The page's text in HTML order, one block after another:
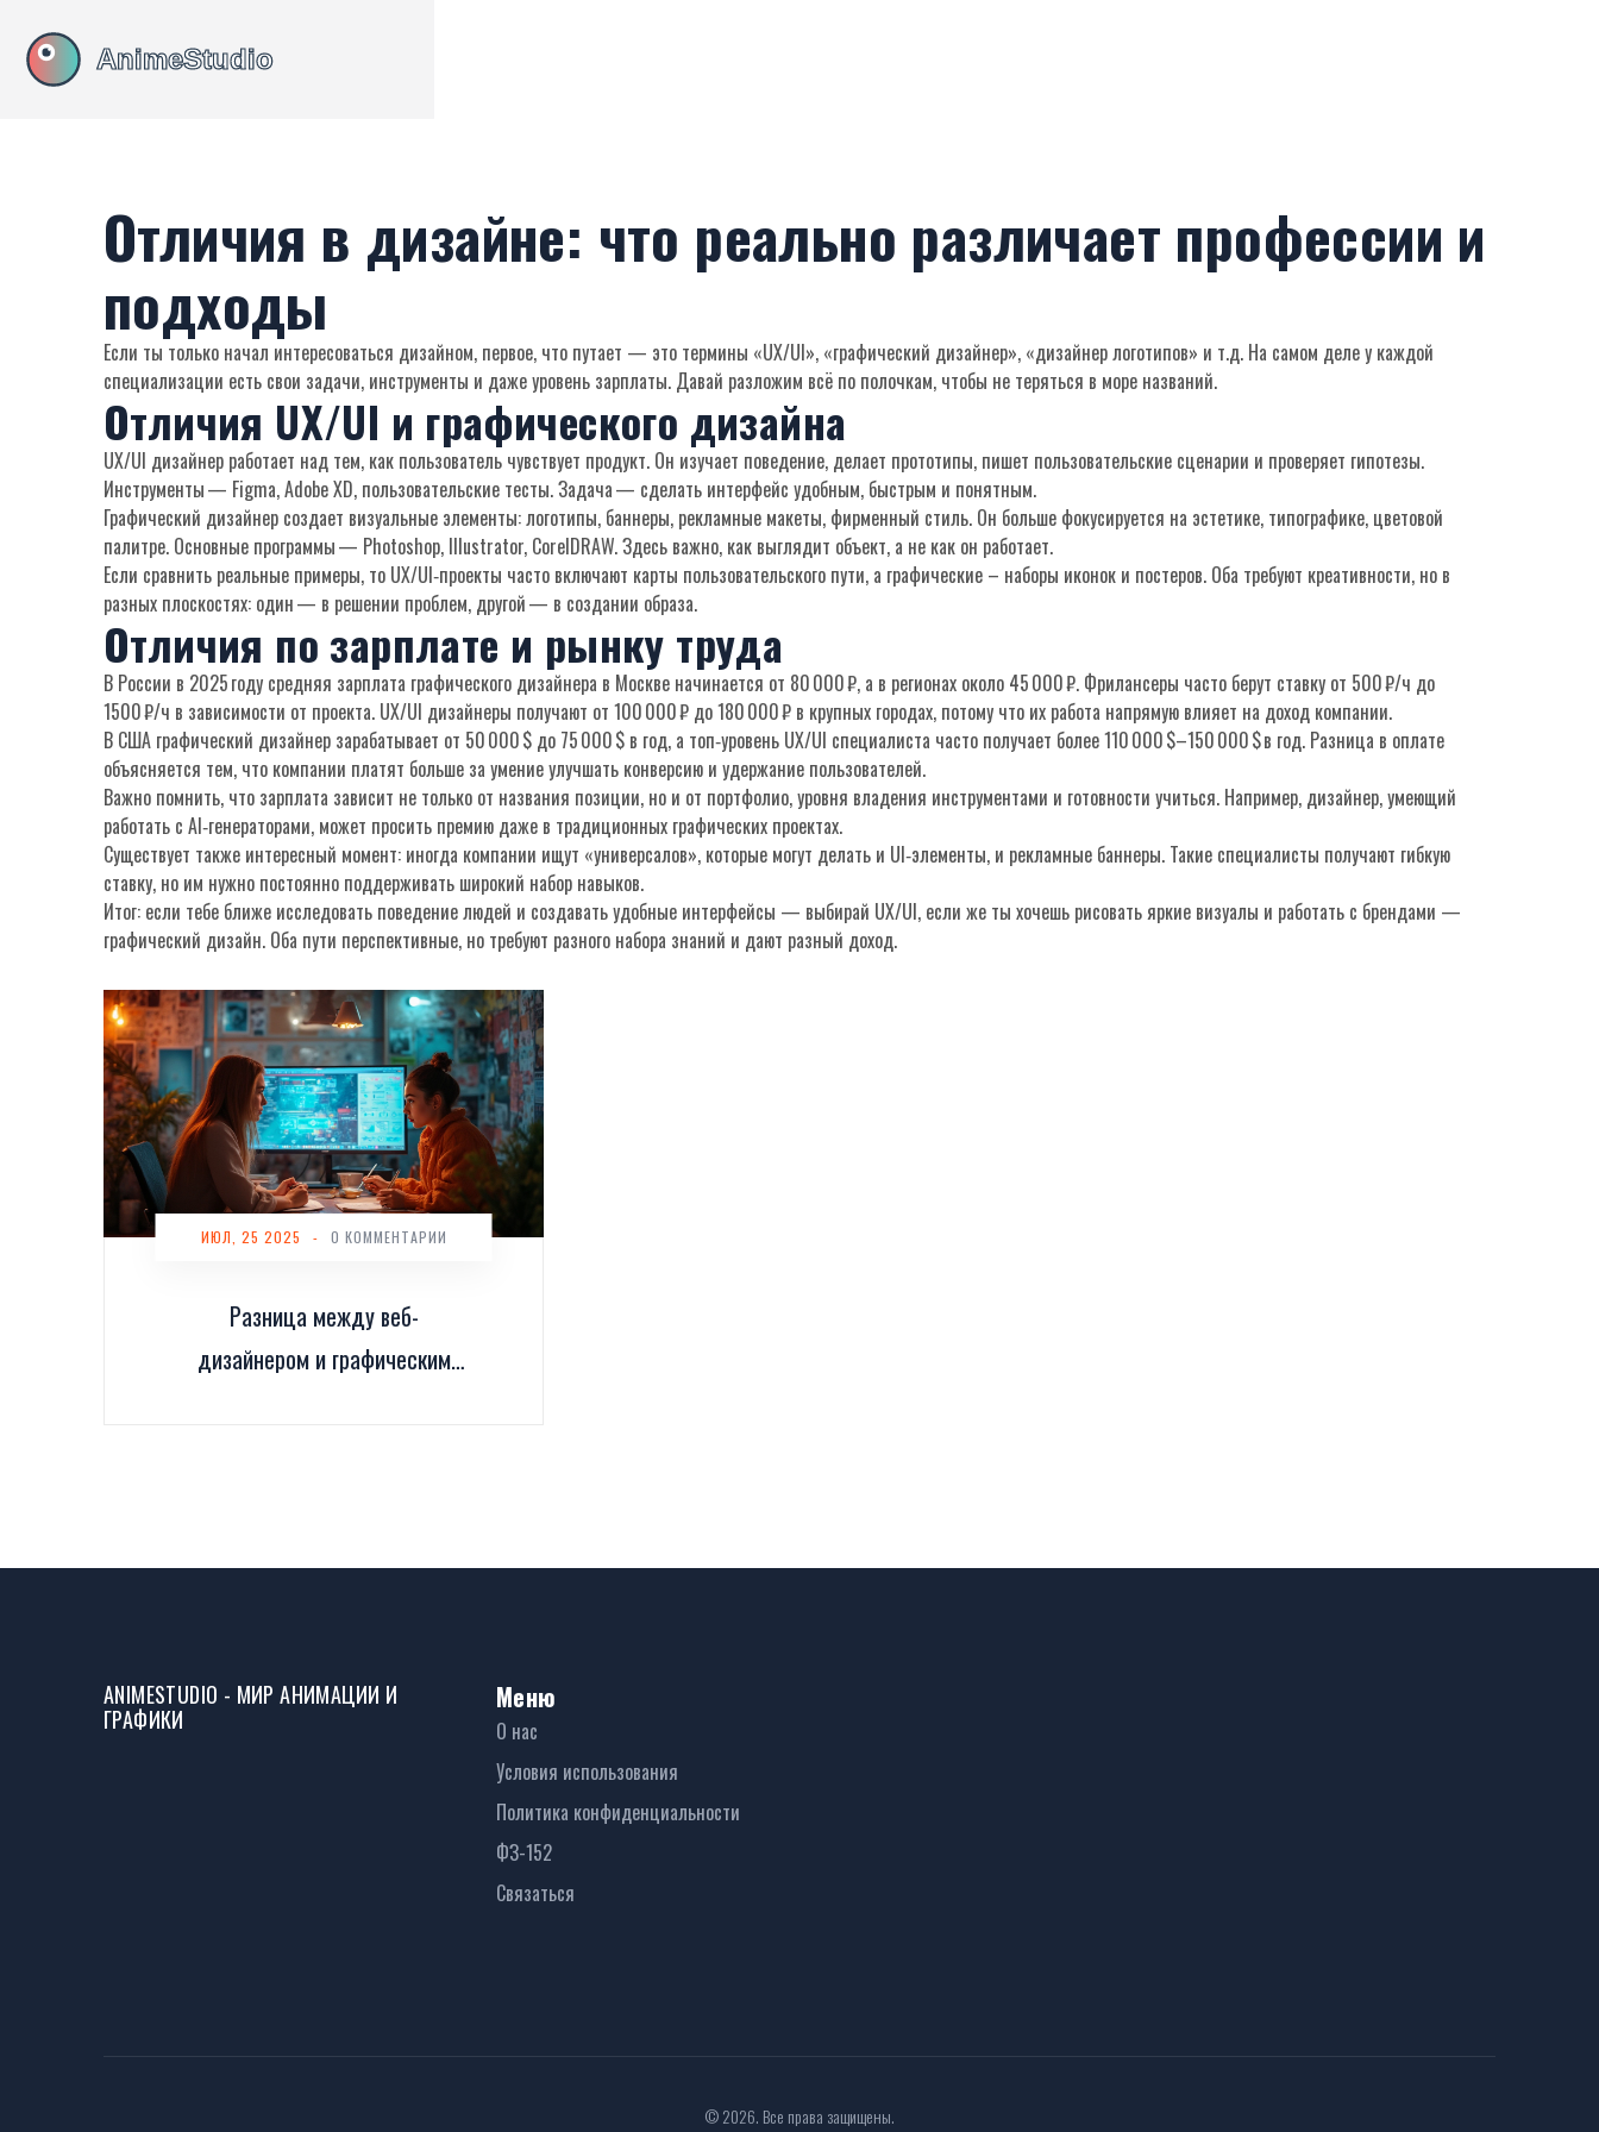
Отличия в дизайне: что реально различает профессии и
подходы
Если ты только начал интересоваться дизайном, первое, что путает — это термины «UX/UI», «графический дизайнер», «дизайнер логотипов» и т.д. На самом деле у каждой
специализации есть свои задачи, инструменты и даже уровень зарплаты. Давай разложим всё по полочкам, чтобы не теряться в море названий.
Отличия UX/UI и графического дизайна
UX/UI дизайнер работает над тем, как пользователь чувствует продукт. Он изучает поведение, делает прототипы, пишет пользовательские сценарии и проверяет гипотезы.
Инструменты — Figma, Adobe XD, пользовательские тесты. Задача — сделать интерфейс удобным, быстрым и понятным.
Графический дизайнер создает визуальные элементы: логотипы, баннеры, рекламные макеты, фирменный стиль. Он больше фокусируется на эстетике, типографике, цветовой
палитре. Основные программы — Photoshop, Illustrator, CorelDRAW. Здесь важно, как выглядит объект, а не как он работает.
Если сравнить реальные примеры, то UX/UI‑проекты часто включают карты пользовательского пути, а графические – наборы иконок и постеров. Оба требуют креативности, но в
разных плоскостях: один — в решении проблем, другой — в создании образа.
Отличия по зарплате и рынку труда
В России в 2025 году средняя зарплата графического дизайнера в Москве начинается от 80 000 ₽, а в регионах около 45 000 ₽. Фрилансеры часто берут ставку от 500 ₽/ч до
1500 ₽/ч в зависимости от проекта. UX/UI дизайнеры получают от 100 000 ₽ до 180 000 ₽ в крупных городах, потому что их работа напрямую влияет на доход компании.
В США графический дизайнер зарабатывает от 50 000 $ до 75 000 $ в год, а топ‑уровень UX/UI специалиста часто получает более 110 000 $–150 000 $ в год. Разница в оплате
объясняется тем, что компании платят больше за умение улучшать конверсию и удержание пользователей.
Важно помнить, что зарплата зависит не только от названия позиции, но и от портфолио, уровня владения инструментами и готовности учиться. Например, дизайнер, умеющий
работать с AI‑генераторами, может просить премию даже в традиционных графических проектах.
Существует также интересный момент: иногда компании ищут «универсалов», которые могут делать и UI‑элементы, и рекламные баннеры. Такие специалисты получают гибкую
ставку, но им нужно постоянно поддерживать широкий набор навыков.
Итог: если тебе ближе исследовать поведение людей и создавать удобные интерфейсы — выбирай UX/UI, если же ты хочешь рисовать яркие визуалы и работать с брендами —
графический дизайн. Оба пути перспективные, но требуют разного набора знаний и дают разный доход.
Разница между веб-
дизайнером и графическим
ИЮЛ, 25 2025 - 0 КОММЕНТАРИИ
ANIMESTUDIO - МИР АНИМАЦИИ И
ГРАФИКИ
Меню
О нас
Условия использования
Политика конфиденциальности
ФЗ-152
Связаться
© 2026. Все права защищены.